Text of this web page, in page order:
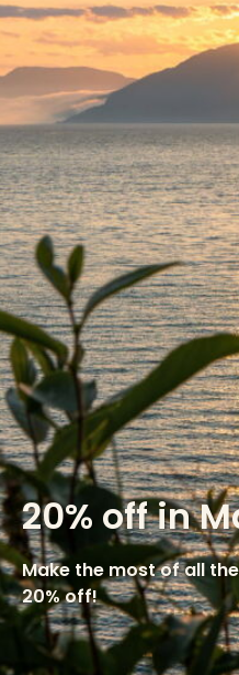
20% off in
Make the most of all
20% off!